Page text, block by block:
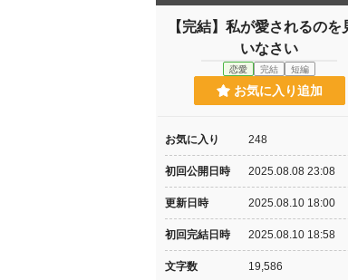
【完結】私が愛されるのを
いなさい
恋愛 完結 短編
お気に入り追加
お気に入り 248
初回公開日時 2025.08.08 23:08
更新日時 2025.08.10 18:00
初回完結日時 2025.08.10 18:58
文字数 19,586